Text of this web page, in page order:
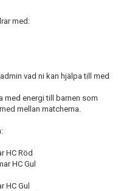
med:
vad ni kan hjälpa till med
med energi till barnen som
mellan matcherna.
HC Röd
HC Gul
HC Gul